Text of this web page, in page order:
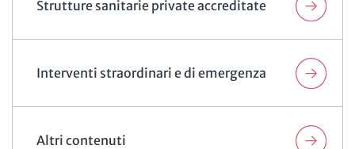
Strutture sanitarie private accreditate
Interventi straordinari e di emergenza
Altri contenuti